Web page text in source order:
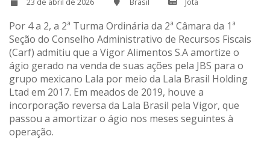
Por 4 a 2, a 2ª Turma Ordinária da 2ª Câmara da 1ª
Seção do Conselho Administrativo de Recursos Fiscais
(Carf) admitiu que a Vigor Alimentos S.A amortize o
ágio gerado na venda de suas ações pela JBS para o
grupo mexicano Lala por meio da Lala Brasil Holding
Ltad em 2017. Em meados de 2019, houve a
incorporação reversa da Lala Brasil pela Vigor, que
passou a amortizar o ágio nos meses seguintes à
operação.